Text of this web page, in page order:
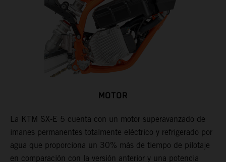
MOTOR
La KTM SX-E 5 cuenta con un motor superavanzado de
imanes permanentes totalmente eléctrico y refrigerado por
agua que proporciona un 30% más de tiempo de pilotaje
en comparación con la versión anterior y una potencia